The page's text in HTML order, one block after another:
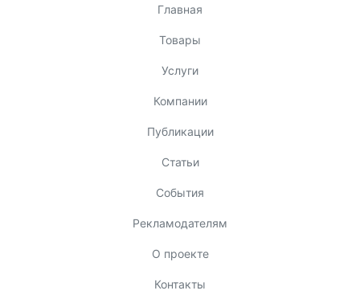
Главная
Товары
Услуги
Компании
Публикации
Статьи
События
Рекламодателям
О проекте
Контакты